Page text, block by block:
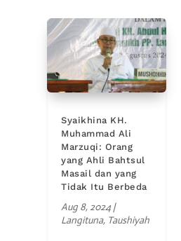
Syaikhina KH.
Muhammad Ali
Marzuqi: Orang
yang Ahli Bahtsul
Masail dan yang
Tidak Itu Berbeda
Aug 8, 2024|
Langituna, Taushiyah